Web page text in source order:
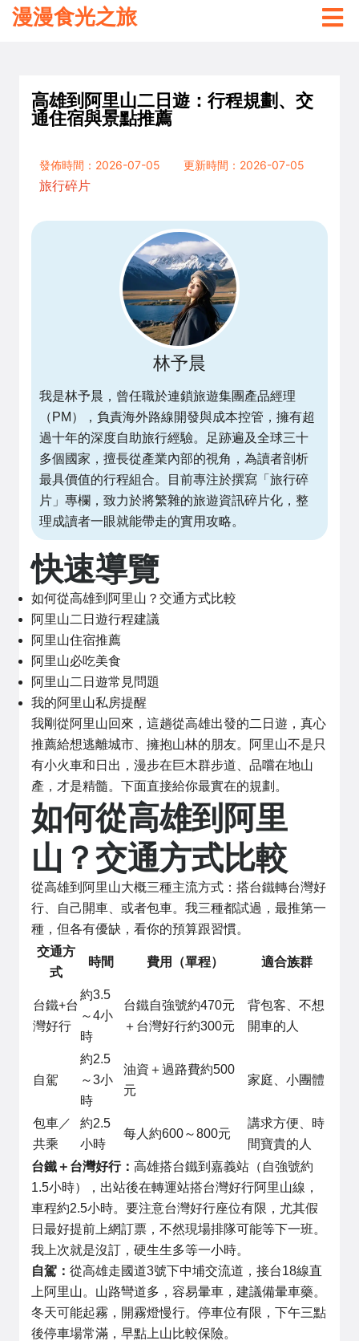
漫漫食光之旅
高雄到阿里山二日遊：行程規劃、交
通住宿與景點推薦
發佈時間：2026-07-05
更新時間：2026-07-05
旅行碎片
林予晨
我是林予晨，曾任職於連鎖旅遊集團產品經理
（PM），負責海外路線開發與成本控管，擁有超
過十年的深度自助旅行經驗。足跡遍及全球三十
多個國家，擅長從產業內部的視角，為讀者剖析
最具價值的行程組合。目前專注於撰寫「旅行碎
片」專欄，致力於將繁雜的旅遊資訊碎片化，整
理成讀者一眼就能帶走的實用攻略。
快速導覽
如何從高雄到阿里山？交通方式比較
阿里山二日遊行程建議
阿里山住宿推薦
阿里山必吃美食
阿里山二日遊常見問題
我的阿里山私房提醒
我剛從阿里山回來，這趟從高雄出發的二日遊，真心
推薦給想逃離城市、擁抱山林的朋友。阿里山不是只
有小火車和日出，漫步在巨木群步道、品嚐在地山
產，才是精髓。下面直接給你最實在的規劃。
如何從高雄到阿里
山？交通方式比較
從高雄到阿里山大概三種主流方式：搭台鐵轉台灣好
行、自己開車、或者包車。我三種都試過，最推第一
種，但各有優缺，看你的預算跟習慣。
交通方
式
時間 費用（單程） 適合族群
台鐵+台
灣好行
約3.5
～4小
時
台鐵自強號約470元
＋台灣好行約300元
背包客、不想
開車的人
自駕
約2.5
～3小
時
油資＋過路費約500
元
家庭、小團體
包車／
共乘
約2.5
小時
每人約600～800元
講求方便、時
間寶貴的人
台鐵＋台灣好行： 高雄搭台鐵到嘉義站（自強號約
1.5小時），出站後在轉運站搭台灣好行阿里山線，
車程約2.5小時。要注意台灣好行座位有限，尤其假
日最好提前上網訂票，不然現場排隊可能等下一班。
我上次就是沒訂，硬生生多等一小時。
自駕： 從高雄走國道3號下中埔交流道，接台18線直
上阿里山。山路彎道多，容易暈車，建議備暈車藥。
冬天可能起霧，開霧燈慢行。停車位有限，下午三點
後停車場常滿，早點上山比較保險。